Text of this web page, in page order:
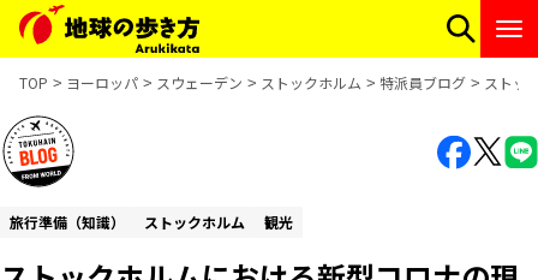
TOP ヨーロッパ スウェーデン ストックホルム 特派員ブログ ストッ
旅行準備（知識） ストックホルム 観光